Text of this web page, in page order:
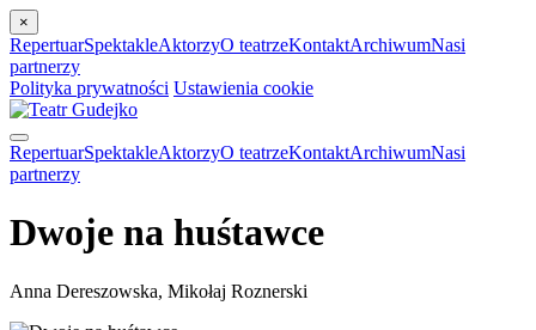
×
RepertuarSpektakleAktorzyO teatrzeKontaktArchiwumNasi
partnerzy
Polityka prywatności Ustawienia cookie
RepertuarSpektakleAktorzyO teatrzeKontaktArchiwumNasi
partnerzy
Dwoje na huśtawce
Anna Dereszowska, Mikołaj Roznerski